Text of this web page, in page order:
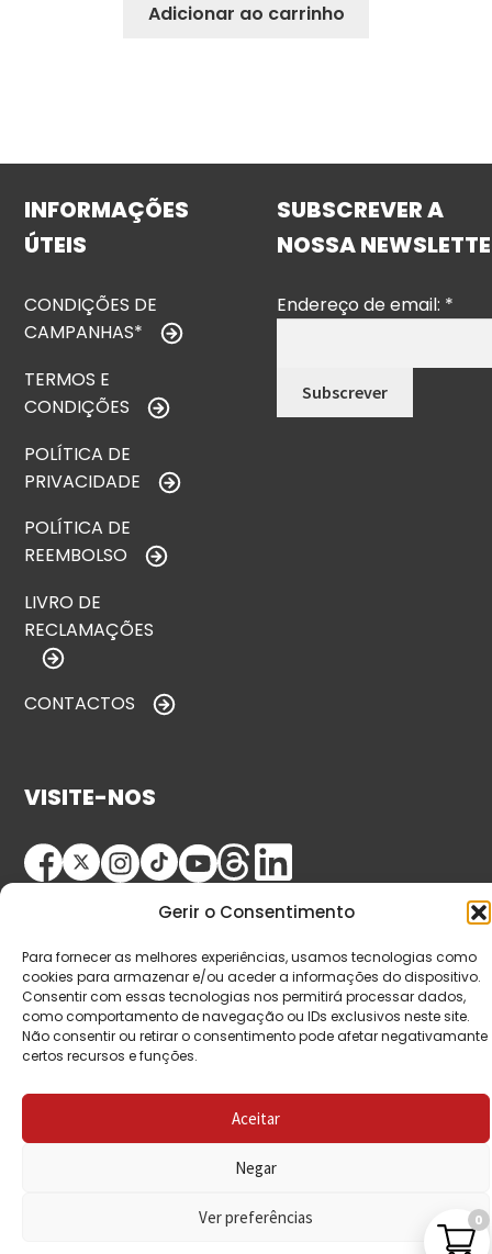
Gerir o Consentimento
Para fornecer as melhores experiências, usamos tecnologias como
cookies para armazenar e/ou aceder a informações do dispositivo.
Consentir com essas tecnologias nos permitirá processar dados,
como comportamento de navegação ou IDs exclusivos neste site.
Não consentir ou retirar o consentimento pode afetar negativamante
certos recursos e funções.
Aceitar
Negar
Ver preferências
Adicionar ao carrinho
INFORMAÇÕES
ÚTEIS
CONDIÇÕES DE
CAMPANHAS*
TERMOS E
CONDIÇÕES
POLÍTICA DE
PRIVACIDADE
POLÍTICA DE
REEMBOLSO
LIVRO DE
RECLAMAÇÕES
CONTACTOS
SUBSCREVER A
NOSSA
Endereço de email: *
VISITE-NOS
© Copyright 2026 Saída de Emergência. Todos os
direitos reservados.
0